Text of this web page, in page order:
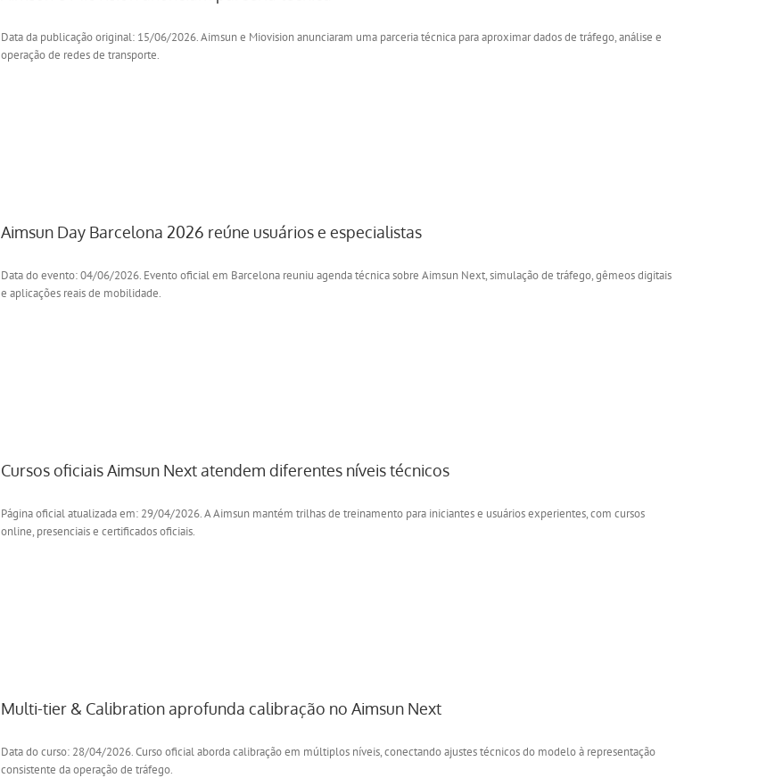
Data da publicação original: 15/06/2026. Aimsun e Miovision anunciaram uma parceria técnica para aproximar dados de tráfego, análise e
operação de redes de transporte.
Aimsun Day Barcelona 2026 reúne usuários e especialistas
Data do evento: 04/06/2026. Evento oficial em Barcelona reuniu agenda técnica sobre Aimsun Next, simulação de tráfego, gêmeos digitais
e aplicações reais de mobilidade.
Cursos oficiais Aimsun Next atendem diferentes níveis técnicos
Página oficial atualizada em: 29/04/2026. A Aimsun mantém trilhas de treinamento para iniciantes e usuários experientes, com cursos
online, presenciais e certificados oficiais.
Multi-tier & Calibration aprofunda calibração no Aimsun Next
Data do curso: 28/04/2026. Curso oficial aborda calibração em múltiplos níveis, conectando ajustes técnicos do modelo à representação
consistente da operação de tráfego.